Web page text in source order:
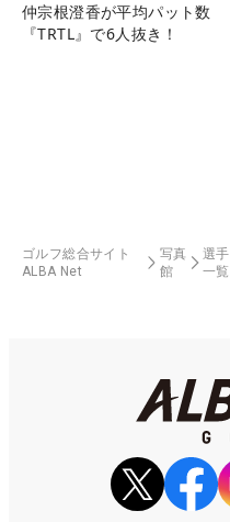
仲宗根澄香が平均パット数
『TRTL』で6人抜き！
ゴルフ総合サイト
ALBA Net
写真
館
選手
一覧